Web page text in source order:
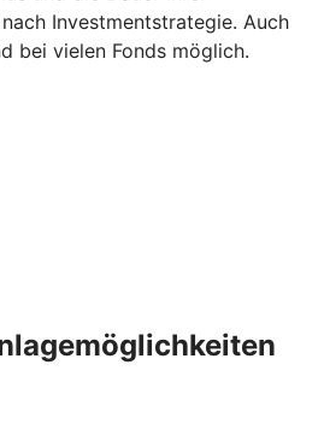
Investmentstrategie. Auch
bei vielen Fonds möglich.